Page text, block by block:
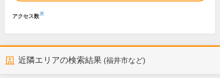
アクセス数※
近隣エリアの検索結果 (福井市など)